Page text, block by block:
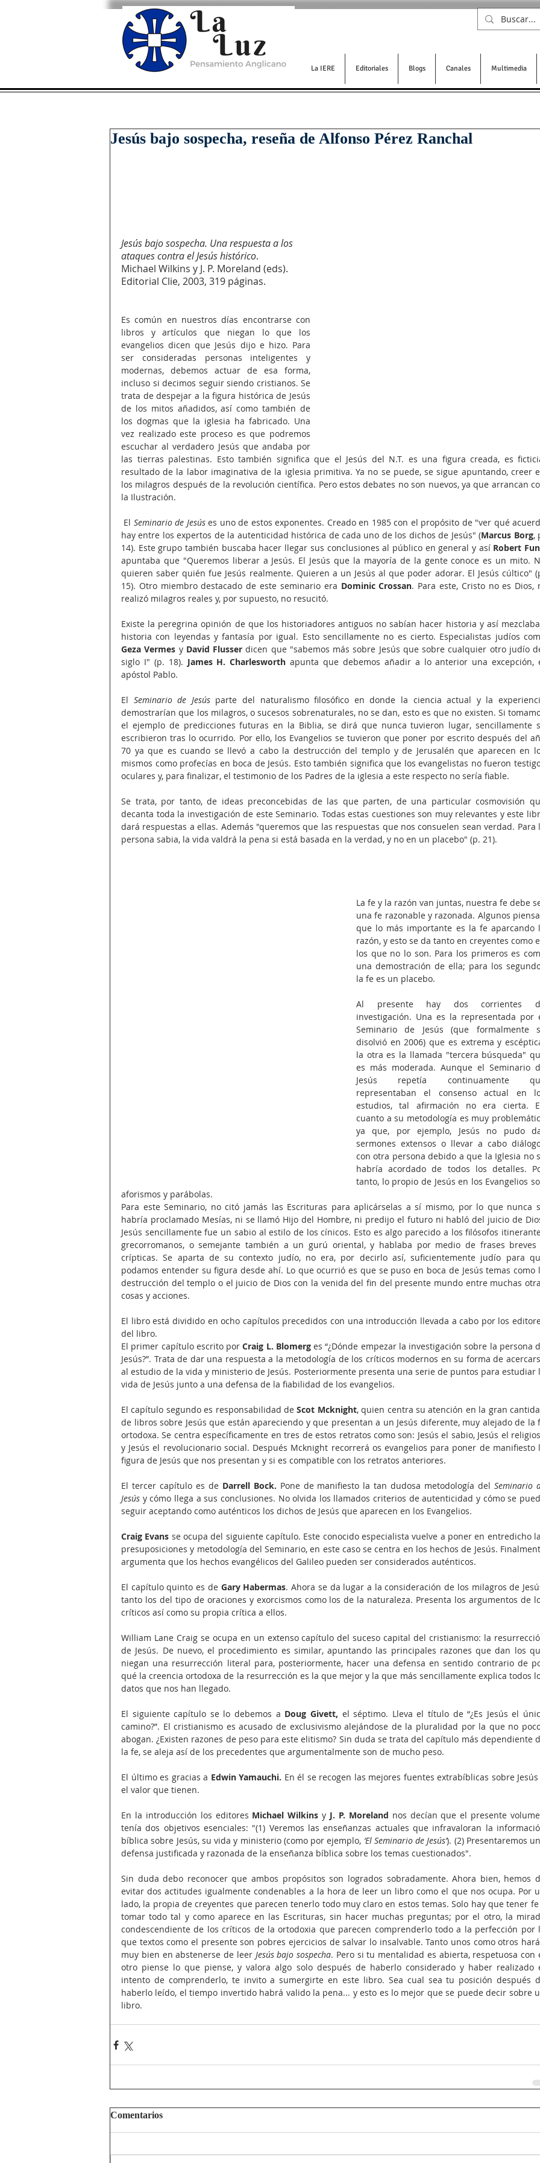
La IERE Editoriales Blogs Canales Multimedia
Jesús bajo sospecha, reseña de Alfonso Pérez Ranchal
Jesús bajo sospecha. Una respuesta a los
ataques contra el Jesús histórico.
Michael Wilkins y J. P. Moreland (eds).
Editorial Clie, 2003, 319 páginas.
Es común en nuestros días encontrarse con
libros y artículos que niegan lo que los
evangelios dicen que Jesús dijo e hizo. Para
ser consideradas personas inteligentes y
modernas, debemos actuar de esa forma,
incluso si decimos seguir siendo cristianos. Se
trata de despejar a la figura histórica de Jesús
de los mitos añadidos, así como también de
los dogmas que la iglesia ha fabricado. Una
vez realizado este proceso es que podremos
escuchar al verdadero Jesús que andaba por
las tierras palestinas. Esto también significa que el Jesús del N.T. es una figura creada, es
resultado de la labor imaginativa de la iglesia primitiva. Ya no se puede, se sigue apuntando, creer
los milagros después de la revolución científica. Pero estos debates no son nuevos, ya que arrancan
la Ilustración.
El Seminario de Jesús es uno de estos exponentes. Creado en 1985 con el propósito de "ver qué
hay entre los expertos de la autenticidad histórica de cada uno de los dichos de Jesús" (Marcus Borg,
14). Este grupo también buscaba hacer llegar sus conclusiones al público en general y así
apuntaba que "Queremos liberar a Jesús. El Jesús que la mayoría de la gente conoce es un mito.
quieren saber quién fue Jesús realmente. Quieren a un Jesús al que poder adorar. El Jesús cúltico"
15). Otro miembro destacado de este seminario era Dominic Crossan. Para este, Cristo no es Dios,
realizó milagros reales y, por supuesto, no resucitó.
Existe la peregrina opinión de que los historiadores antiguos no sabían hacer historia y así
Geza Vermes y David Flusser dicen que "sabemos más sobre Jesús que sobre cualquier otro judío
siglo I" (p. 18). James H. Charlesworth apunta que debemos añadir a lo anterior una excepción,
apóstol Pablo.
El Seminario de Jesús parte del naturalismo filosófico en donde la ciencia actual y la
demostrarían que los milagros, o sucesos sobrenaturales, no se dan, esto es que no existen. Si
el ejemplo de predicciones futuras en la Biblia, se dirá que nunca tuvieron lugar, sencillamente
escribieron tras lo ocurrido. Por ello, los Evangelios se tuvieron que poner por escrito después del
70 ya que es cuando se llevó a cabo la destrucción del templo y de Jerusalén que aparecen en
mismos como profecías en boca de Jesús. Esto también significa que los evangelistas no fueron
oculares y, para finalizar, el testimonio de los Padres de la iglesia a este respecto no sería fiable.
Se trata, por tanto, de ideas preconcebidas de las que parten, de una particular cosmovisión
decanta toda la investigación de este Seminario. Todas estas cuestiones son muy relevantes y este
dará respuestas a ellas. Además "queremos que las respuestas que nos consuelen sean verdad. Para
persona sabia, la vida valdrá la pena si está basada en la verdad, y no en un placebo" (p. 21).
La fe y la razón van juntas, nuestra fe debe
una fe razonable y razonada. Algunos
que lo más importante es la fe aparcando
razón, y esto se da tanto en creyentes como
los que no lo son. Para los primeros es
una demostración de ella; para los
la fe es un placebo.
Al presente hay dos corrientes
investigación. Una es la representada por
Seminario de Jesús (que formalmente
disolvió en 2006) que es extrema y
la otra es la llamada "tercera búsqueda"
es más moderada. Aunque el Seminario
Jesús repetía continuamente
representaban el consenso actual en
estudios, tal afirmación no era cierta.
cuanto a su metodología es muy
ya que, por ejemplo, Jesús no pudo
sermones extensos o llevar a cabo
con otra persona debido a que la Iglesia no
habría acordado de todos los detalles.
tanto, lo propio de Jesús en los Evangelios
aforismos y parábolas.
Para este Seminario, no citó jamás las Escrituras para aplicárselas a sí mismo, por lo que nunca
habría proclamado Mesías, ni se llamó Hijo del Hombre, ni predijo el futuro ni habló del juicio de
Jesús sencillamente fue un sabio al estilo de los cínicos. Esto es algo parecido a los filósofos
grecorromanos, o semejante también a un gurú oriental, y hablaba por medio de frases breves
crípticas. Se aparta de su contexto judío, no era, por decirlo así, suficientemente judío para
podamos entender su figura desde ahí. Lo que ocurrió es que se puso en boca de Jesús temas como
destrucción del templo o el juicio de Dios con la venida del fin del presente mundo entre muchas
cosas y acciones.
El libro está dividido en ocho capítulos precedidos con una introducción llevada a cabo por los
del libro.
El primer capítulo escrito por Craig L. Blomerg es “¿Dónde empezar la in­vestigación sobre la persona
Jesús?”. Trata de dar una respuesta a la metodología de los críticos modernos en su forma de
al estudio de la vi­da y ministerio de Jesús. Posteriormente presenta una serie de puntos para estudiar
vida de Jesús junto a una defensa de la fiabilidad de los evange­lios.
El capítulo segundo es responsabilidad de Scot Mcknight, quien centra su atención en la gran
de libros sobre Jesús que están apareciendo y que presentan a un Jesús diferente, muy alejado de la
ortodoxa. Se centra específicamente en tres de estos retratos como son: Jesús el sabio, Jesús el
y Jesús el revolucionario social. Después Mcknight recorrerá os evangelios para poner de manifiesto
figura de Jesús que nos presentan y si es compatible con los re­tratos anteriores.
El tercer capítulo es de Darrell Bock. Pone de manifiesto la tan dudosa metodología del Seminario
Jesús y cómo llega a sus conclusiones. No olvida los llamados criterios de autenticidad y cómo se
seguir aceptando como auténticos los dichos de Jesús que aparecen en los Evangelios.
Craig Evans se ocupa del siguiente capítulo. Este conocido especialista vuelve a poner en entredicho
presuposiciones y metodología del Seminario, en este caso se centra en los hechos de Jesús.
argumenta que los hechos evangélicos del Galileo pueden ser considerados auténticos.
El capítulo quinto es de Gary Habermas. Ahora se da lugar a la conside­ración de los milagros de
tanto los del tipo de oraciones y exorcismos como los de la naturaleza. Presenta los argumentos de
críticos así como su propia crítica a ellos.
William Lane Craig se ocupa en un extenso capítulo del suceso capital del cristianismo: la
de Jesús. De nuevo, el procedimiento es similar, apuntando las principales razones que dan los
niegan una resurrección literal para, posteriormente, hacer una defensa en sentido contrario de
qué la creencia ortodoxa de la resurrección es la que mejor y la que más sencillamente explica todos
datos que nos han llegado.
El siguiente capítulo se lo debemos a Doug Givett, el séptimo. Lleva el título de “¿Es Jesús el
camino?”. El cristianismo es acusado de exclusivis­mo alejándose de la pluralidad por la que no
abogan. ¿Existen razones de peso para este elitismo? Sin duda se trata del capítulo más dependiente
la fe, se aleja así de los precedentes que argumentalmente son de mucho peso.
El último es gracias a Edwin Yamauchi. En él se recogen las mejores fuentes extrabíblicas sobre
el valor que tienen.
En la introducción los editores Michael Wilkins y J. P. Moreland nos decían que el presente
tenía dos objetivos esenciales: "(1) Veremos las enseñanzas actuales que infravaloran la
bíblica sobre Jesús, su vida y ministerio (como por ejemplo, ‘El Seminario de Jesús’). (2) Presentaremos
defensa justificada y razonada de la enseñanza bíblica sobre los temas cuestionados".
Sin duda debo reconocer que ambos propósitos son logrados sobradamente. Ahora bien, hemos
evitar dos actitudes igualmente condenables a la hora de leer un libro como el que nos ocupa. Por
lado, la propia de creyen­tes que parecen tenerlo todo muy claro en estos temas. Solo hay que te­ner
tomar todo tal y como aparece en las Escrituras, sin hacer muchas preguntas; por el otro, la
condescendiente de los críticos de la ortodoxia que parecen comprenderlo todo a la perfección por
que textos como el presente son pobres ejercicios de salvar lo insalvable. Tanto unos como otros
muy bien en abstenerse de leer Jesús bajo sospecha. Pero si tu mentalidad es abierta, respetuosa con
otro piense lo que piense, y valora algo solo después de haberlo considerado y haber realizado
intento de comprenderlo, te invito a sumergirte en este libro. Sea cual sea tu posición después
haberlo leído, el tiempo invertido habrá valido la pena... y esto es lo mejor que se puede decir sobre
libro.
Comentarios